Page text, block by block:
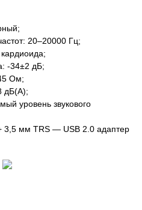
20–20000 Гц;
-34±2 дБ;
Ом;
дБ(А);
уровень звукового
мм TRS — USB 2.0 адаптер